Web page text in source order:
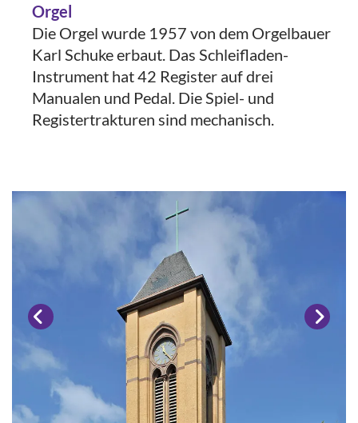
Orgel
Die Orgel wurde 1957 von dem Orgelbauer
Karl Schuke erbaut. Das Schleifladen-
Instrument hat 42 Register auf drei
Manualen und Pedal. Die Spiel- und
Registertrakturen sind mechanisch.